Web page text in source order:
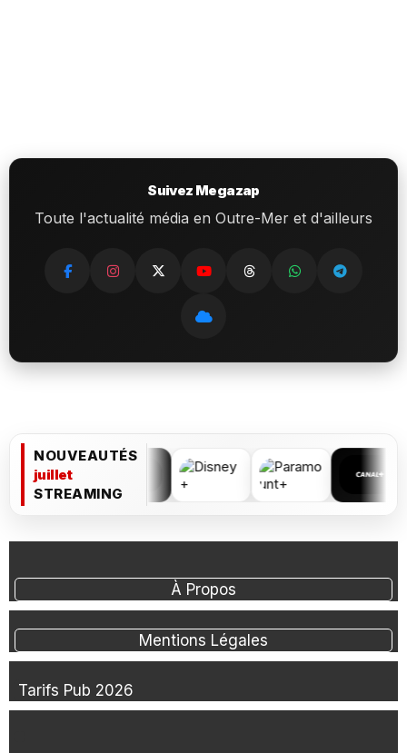
Suivez Megazap
Toute l'actualité média en Outre-Mer et d'ailleurs
NOUVEAUTÉS
juillet
STREAMING
À Propos
Mentions Légales
Tarifs Pub 2026